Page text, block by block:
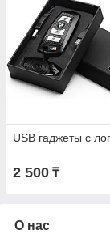
USB гаджеты с
2 500 ₸
О нас